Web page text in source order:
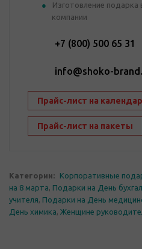
Изготовление
компании
+7 (800) 500 65 31
info@shoko-
Прайс-лист на
Прайс-лист на пакеты
Категории: Корпоративные
на 8 марта, Подарки на День
учителя, Подарки на День
День химика, Женщине